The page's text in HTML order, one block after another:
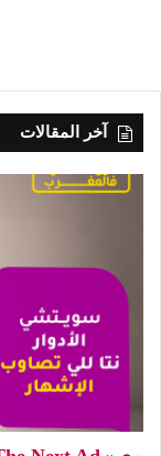
آخر المقالات